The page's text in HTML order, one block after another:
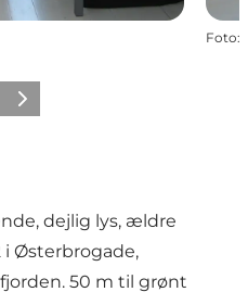
Foto:
billede
Næste billede
dejlig lys, ældre
i Østerbrogade,
50 m til grønt